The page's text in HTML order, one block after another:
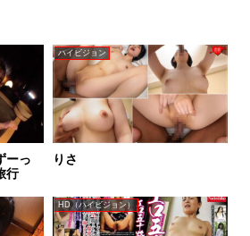
ーっ
行
ハイビジョン
りさ
HD（ハイビジョン）